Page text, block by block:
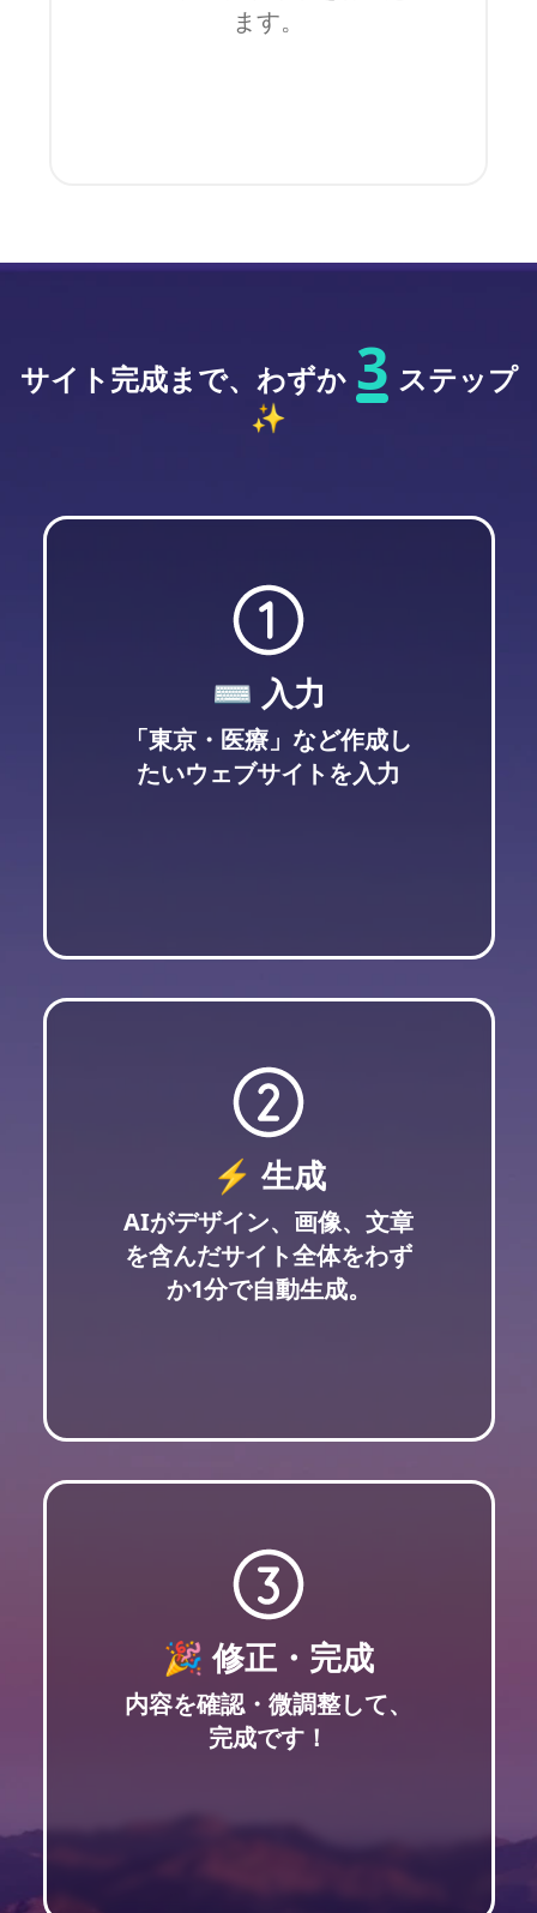
ます。
サイト完成まで、わずか 3 ステップ
✨
⌨️ 入力
「東京・医療」など作成し
たいウェブサイトを入力
⚡ 生成
AIがデザイン、画像、文章
を含んだサイト全体をわず
か1分で自動生成。
🎉 修正・完成
内容を確認・微調整して、
完成です！